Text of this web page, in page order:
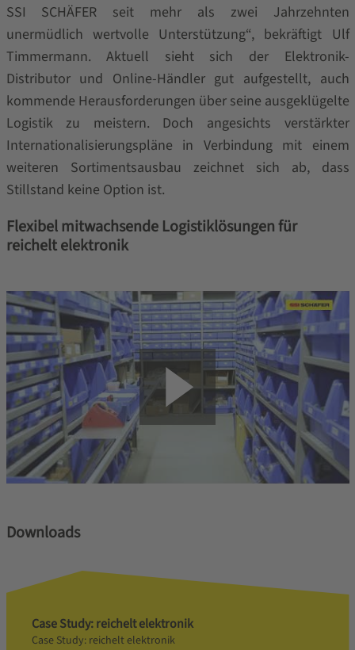
SSI SCHÄFER seit mehr als zwei Jahrzehnten
unermüdlich wertvolle Unterstützung“, bekräftigt Ulf
Timmermann. Aktuell sieht sich der Elektronik-
Distributor und Online-Händler gut aufgestellt, auch
kommende Herausforderungen über seine ausgeklügelte
Logistik zu meistern. Doch angesichts verstärkter
Internationalisierungspläne in Verbindung mit einem
weiteren Sortimentsausbau zeichnet sich ab, dass
Stillstand keine Option ist.
Flexibel mitwachsende Logistiklösungen für
reichelt elektronik
Downloads
Case Study: reichelt elektronik
Case Study: reichelt elektronik